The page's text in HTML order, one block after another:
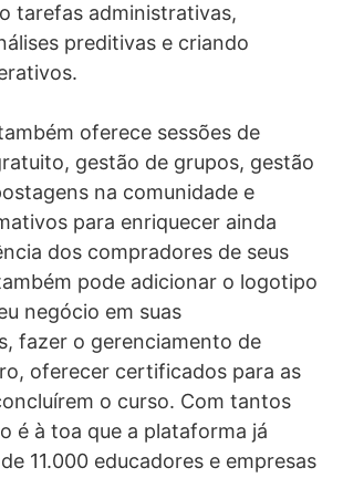
tarefas administrativas,
preditivas e criando
oferece sessões de
gestão de grupos, gestão
na comunidade e
para enriquecer ainda
dos compradores de seus
pode adicionar o logotipo
negócio em suas
fazer o gerenciamento de
oferecer certificados para as
o curso. Com tantos
é à toa que a plataforma já
11.000 educadores e empresas